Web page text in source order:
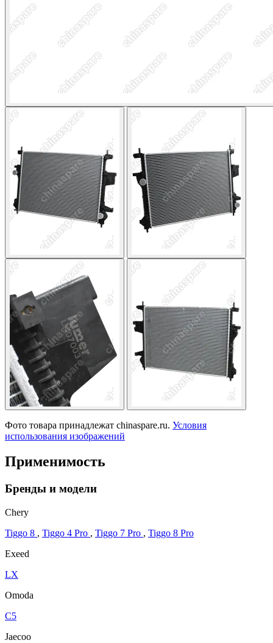
Фото товара принадлежат chinaspare.ru. Условия
использования изображений
Применимость
Бренды и модели
Chery
Tiggo 8 , Tiggo 4 Pro , Tiggo 7 Pro , Tiggo 8 Pro
Exeed
LX
Omoda
C5
Jaecoo